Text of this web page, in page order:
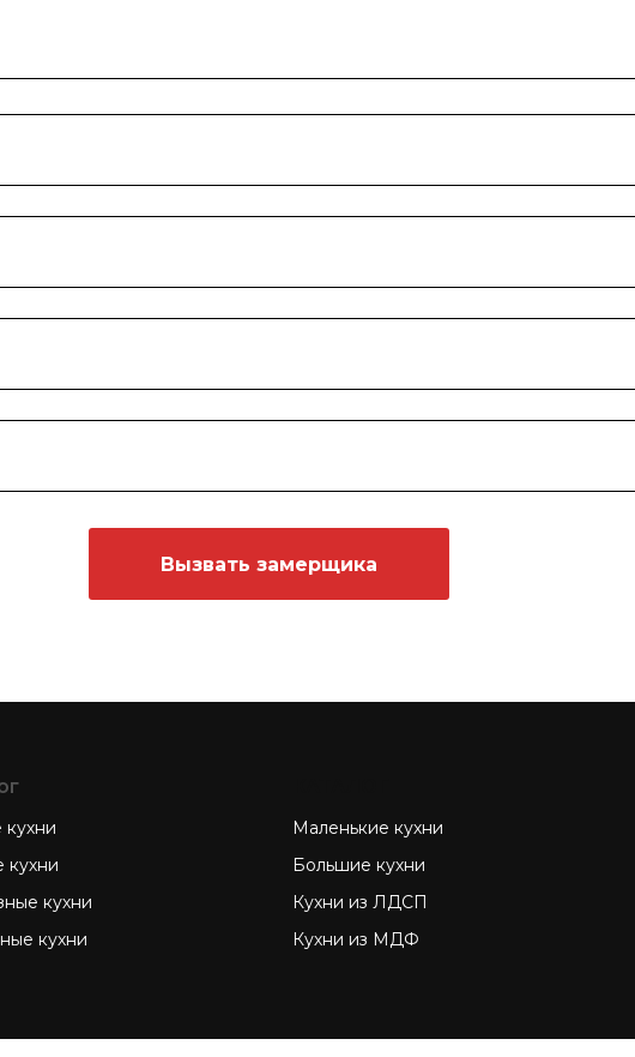
Вызвать замерщика
кухни
кухни
кухни
Маленькие кухни
Большие кухни
Кухни из ЛДСП
Кухни из МДФ